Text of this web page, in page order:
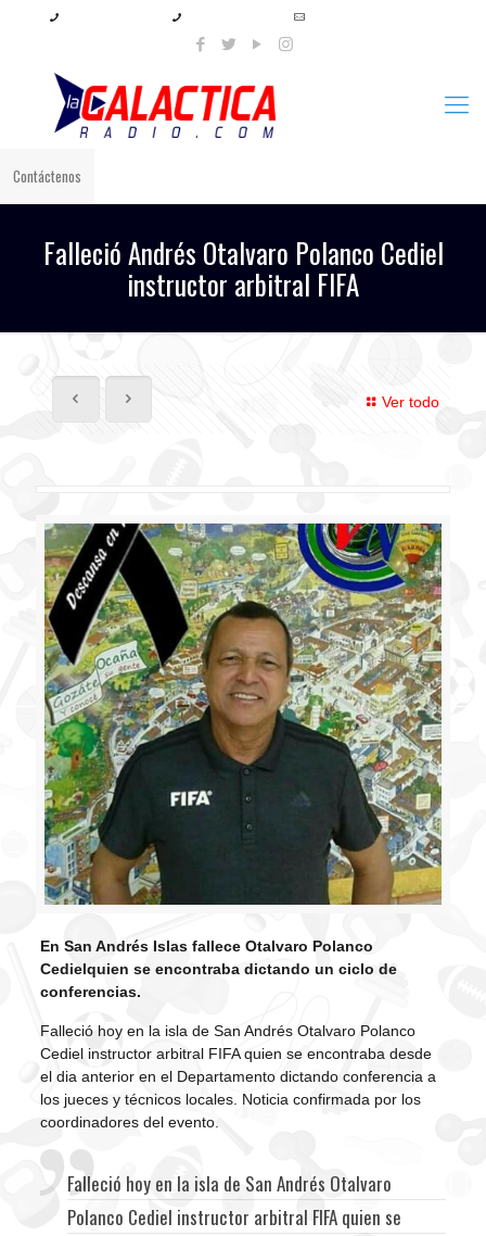
Contáctenos
Falleció Andrés Otalvaro Polanco Cediel
instructor arbitral FIFA
Ver todo
En San Andrés Islas fallece Otalvaro Polanco
Cedielquien se encontraba dictando un ciclo de
conferencias.
Falleció hoy en la isla de San Andrés Otalvaro Polanco
Cediel instructor arbitral FIFA quien se encontraba desde
el dia anterior en el Departamento dictando conferencia a
los jueces y técnicos locales. Noticia confirmada por los
coordinadores del evento.
Falleció hoy en la isla de San Andrés Otalvaro
Polanco Cediel instructor arbitral FIFA quien se